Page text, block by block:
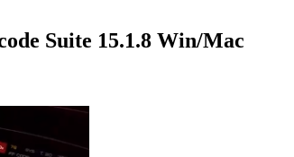
Suite 15.1.8 Win/Mac